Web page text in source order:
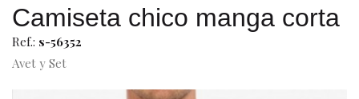
Sujetadores
Camiseta chico manga corta
Ref.: s-56352
Avet y Set